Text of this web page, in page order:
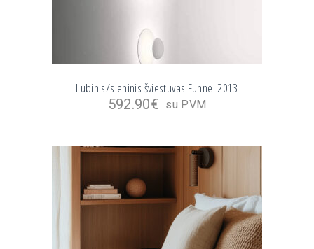
Lubinis/sieninis šviestuvas Funnel 2013
592.90€ su PVM